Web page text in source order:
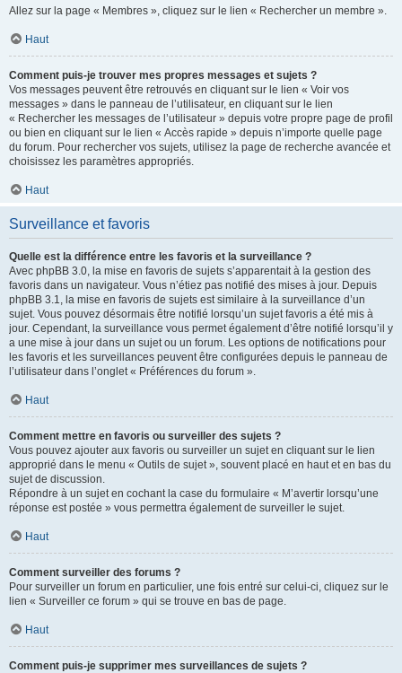
Allez sur la page « Membres », cliquez sur le lien « Rechercher un membre ».
Haut
Comment puis-je trouver mes propres messages et sujets ?
Vos messages peuvent être retrouvés en cliquant sur le lien « Voir vos
messages » dans le panneau de l’utilisateur, en cliquant sur le lien
« Rechercher les messages de l’utilisateur » depuis votre propre page de profil
ou bien en cliquant sur le lien « Accès rapide » depuis n’importe quelle page
du forum. Pour rechercher vos sujets, utilisez la page de recherche avancée et
choisissez les paramètres appropriés.
Haut
Surveillance et favoris
Quelle est la différence entre les favoris et la surveillance ?
Avec phpBB 3.0, la mise en favoris de sujets s’apparentait à la gestion des
favoris dans un navigateur. Vous n’étiez pas notifié des mises à jour. Depuis
phpBB 3.1, la mise en favoris de sujets est similaire à la surveillance d’un
sujet. Vous pouvez désormais être notifié lorsqu’un sujet favoris a été mis à
jour. Cependant, la surveillance vous permet également d’être notifié lorsqu’il y
a une mise à jour dans un sujet ou un forum. Les options de notifications pour
les favoris et les surveillances peuvent être configurées depuis le panneau de
l’utilisateur dans l’onglet « Préférences du forum ».
Haut
Comment mettre en favoris ou surveiller des sujets ?
Vous pouvez ajouter aux favoris ou surveiller un sujet en cliquant sur le lien
approprié dans le menu « Outils de sujet », souvent placé en haut et en bas du
sujet de discussion.
Répondre à un sujet en cochant la case du formulaire « M’avertir lorsqu’une
réponse est postée » vous permettra également de surveiller le sujet.
Haut
Comment surveiller des forums ?
Pour surveiller un forum en particulier, une fois entré sur celui-ci, cliquez sur le
lien « Surveiller ce forum » qui se trouve en bas de page.
Haut
Comment puis-je supprimer mes surveillances de sujets ?